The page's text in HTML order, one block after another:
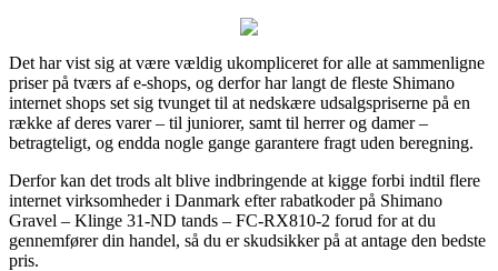
Det har vist sig at være vældig ukompliceret for alle at sammenligne
priser på tværs af e-shops, og derfor har langt de fleste Shimano
internet shops set sig tvunget til at nedskære udsalgspriserne på en
række af deres varer – til juniorer, samt til herrer og damer –
betragteligt, og endda nogle gange garantere fragt uden beregning.
Derfor kan det trods alt blive indbringende at kigge forbi indtil flere
internet virksomheder i Danmark efter rabatkoder på Shimano
Gravel – Klinge 31-ND tands – FC-RX810-2 forud for at du
gennemfører din handel, så du er skudsikker på at antage den bedste
pris.